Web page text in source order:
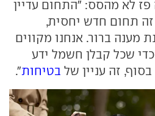
פז לא מהסס: "התחום עדיין
תחום חדש יחסית,
מענה ברור. אנחנו מקווים
שכל קבלן חשמל ידע
זה עניין של בטיחות".